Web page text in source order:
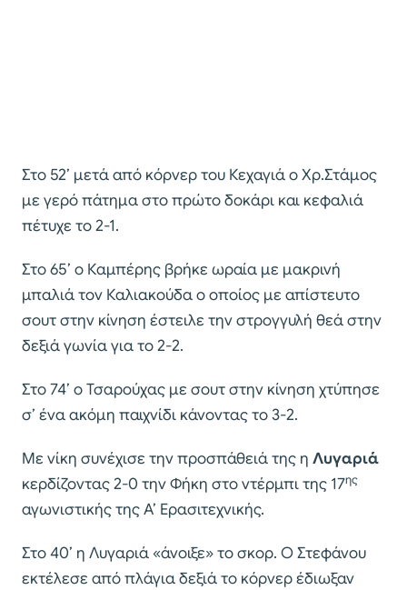
Στο 52’ μετά από κόρνερ του Κεχαγιά ο Χρ.Στάμος
με γερό πάτημα στο πρώτο δοκάρι και κεφαλιά
πέτυχε το 2-1.
Στο 65’ ο Καμπέρης βρήκε ωραία με μακρινή
μπαλιά τον Καλιακούδα ο οποίος με απίστευτο
σουτ στην κίνηση έστειλε την στρογγυλή θεά στην
δεξιά γωνία για το 2-2.
Στο 74’ ο Τσαρούχας με σουτ στην κίνηση χτύπησε
σ’ ένα ακόμη παιχνίδι κάνοντας το 3-2.
Με νίκη συνέχισε την προσπάθειά της η Λυγαριά
κερδίζοντας 2-0 την Φήκη στο ντέρμπι της 17ης
αγωνιστικής της Α’ Ερασιτεχνικής.
Στο 40’ η Λυγαριά «άνοιξε» το σκορ. Ο Στεφάνου
εκτέλεσε από πλάγια δεξιά το κόρνερ έδιωξαν